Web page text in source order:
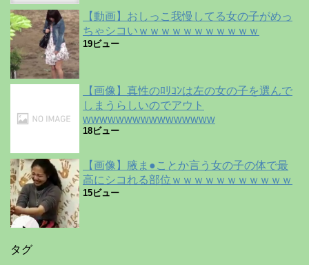
【動画】おしっこ我慢してる女の子がめっ
ちゃシコいｗｗｗｗｗｗｗｗｗｗｗ
19ビュー
【画像】真性のﾛﾘｺﾝは左の女の子を選んで
しまうらしいのでアウト
wwwwwwwwwwwwwwww
18ビュー
【画像】腋ま●ことか言う女の子の体で最
高にシコれる部位ｗｗｗｗｗｗｗｗｗｗｗ
15ビュー
タグ